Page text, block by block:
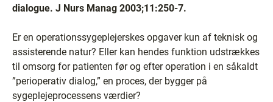
dialogue. J Nurs Manag 2003;11:250-7.
Er en operationssygeplejerskes opgaver kun af teknisk og
assisterende natur? Eller kan hendes funktion udstrækkes
til omsorg for patienten før og efter operation i en såkaldt
”perioperativ dialog,” en proces, der bygger på
sygeplejeprocessens værdier?